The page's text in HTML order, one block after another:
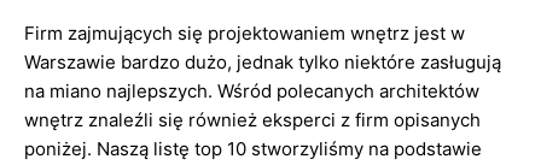
Firm zajmujących się projektowaniem wnętrz jest w
Warszawie bardzo dużo, jednak tylko niektóre zasługują
na miano najlepszych. Wśród polecanych architektów
wnętrz znaleźli się również eksperci z firm opisanych
poniżej. Naszą listę top 10 stworzyliśmy na podstawie